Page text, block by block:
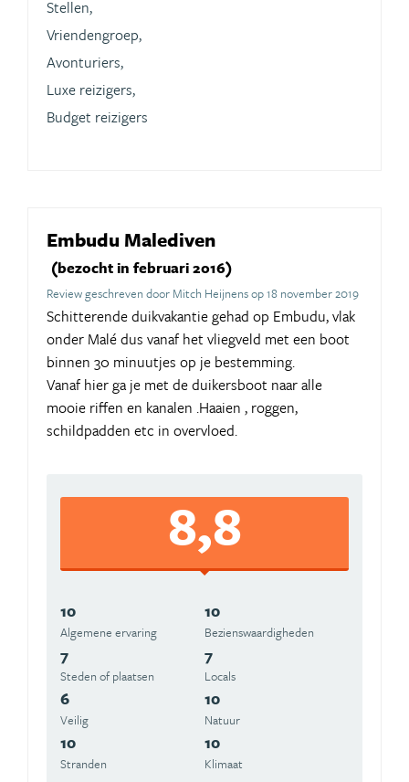
Stellen,
Vriendengroep,
Avonturiers,
Luxe reizigers,
Budget reizigers
Embudu Malediven
(bezocht in februari 2016)
Review geschreven door Mitch Heijnens op 18 november 2019
Schitterende duikvakantie gehad op Embudu, vlak
onder Malé dus vanaf het vliegveld met een boot
binnen 30 minuutjes op je bestemming.
Vanaf hier ga je met de duikersboot naar alle
mooie riffen en kanalen .Haaien , roggen,
schildpadden etc in overvloed.
8,8
10
Algemene ervaring
10
Beziens­waardigheden
7
Steden of plaatsen
7
Locals
6
Veilig
10
Natuur
10
Stranden
10
Klimaat